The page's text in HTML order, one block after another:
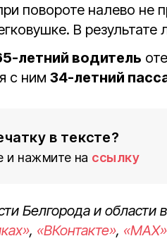
повороте налево не
В результате
летний водитель
с ним 34-летний
в тексте?
и нажмите на ссылку
Белгорода и области
, «ВКонтакте», «MAX»